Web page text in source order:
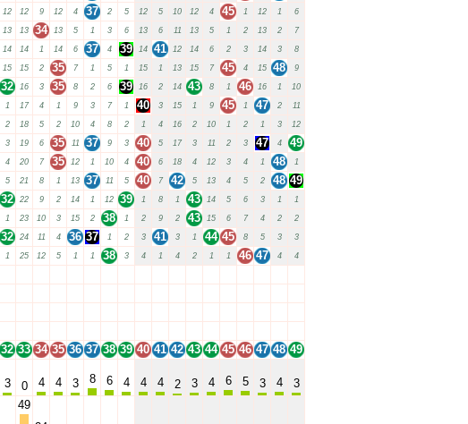
12 12 9 12 4 37 2 5 12 5 10 12 4 45 1 12 1 6
13 13 34 13 5 1 3 6 13 6 11 13 5 1 2 13 2 7
14 14 1 14 6 37 4 39 14 41 12 14 6 2 3 14 3 8
15 15 2 35 7 1 5 1 15 1 13 15 7 45 4 15 48 9
32 16 3 35 8 2 6 39 16 2 14 43 8 1 46 16 1 10
1 17 4 1 9 3 7 1 40 3 15 1 9 45 1 47 2 11
2 18 5 2 10 4 8 2 1 4 16 2 10 1 2 1 3 12
3 19 6 35 11 37 9 3 40 5 17 3 11 2 3 47 4
49
4 20 7 35 12 1 10 4 40 6 18 4 12 3 4 1 48 1
5 21 8 1 13 37 11 5 40 7 42 5 13 4 5 2 48 49
32 22 9 2 14 1 12 39 1 8 1 43 14 5 6 3 1 1
1 23 10 3 15 2 38 1 2 9 2 43 15 6 7 4 2 2
32 24 11 4 36 37 1 2 3 41 3 1 44 45 8 5 3 3
1 25 12 5 1 1 38 3 4 1 4 2 1 1 46 47 4 4
32 33 34 35 36 37 38 39 40 41 42 43 44 45 46 47 48 49
3 0 4 4 3 8 6 4 4 4 2 3 4 6 5 3 4 3
49